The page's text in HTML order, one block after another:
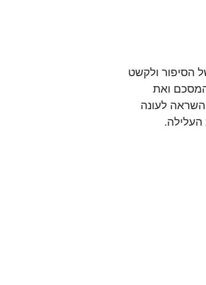
של הסיפור ולקשט
המסכם ואת
לעונה
העלילה.